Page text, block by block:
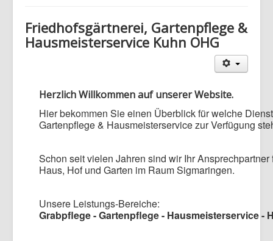
Hausmeisterservice
Kontakt
Impressum & Datenschutz
Friedhofsgärtnerei, Gartenpflege &
Hausmeisterservice Kuhn OHG
Herzlich Willkommen auf unserer Website.
Hier bekommen Sie einen Überblick für welche
Gartenpflege & Hausmeisterservice zur Verfügung
Schon seit vielen Jahren sind wir Ihr
Haus, Hof und Garten im Raum Sigmaringen.
Unsere Leistungs-Bereiche:
Grabpflege - Gartenpflege - Hausmeisterservice -